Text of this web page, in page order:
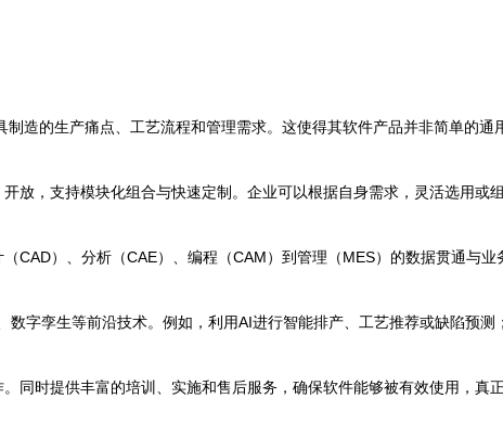
制造的生产痛点、工艺流程和管理需求。这使得其软件产品并非简单的
放，支持模块化组合与快速定制。企业可以根据自身需求，灵活选用或
CAD）、分析（CAE）、编程（CAM）到管理（MES）的数据贯通与业
数字孪生等前沿技术。例如，利用AI进行智能排产、工艺推荐或缺陷预
同时提供丰富的培训、实施和售后服务，确保软件能够被有效使用，真正